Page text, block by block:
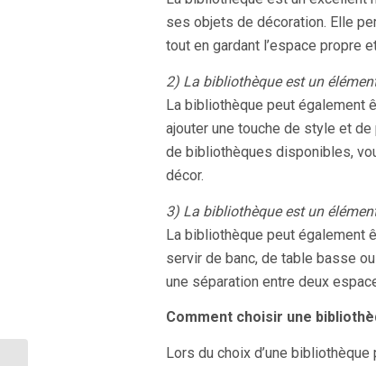
ses objets de décoration. Elle
tout en gardant l’espace propre
2) La bibliothèque est un
La bibliothèque peut également
ajouter une touche de style et
de bibliothèques disponibles,
décor.
3) La bibliothèque est un
La bibliothèque peut également
servir de banc, de table basse
une séparation entre deux
Comment choisir une
Lors du choix d’une